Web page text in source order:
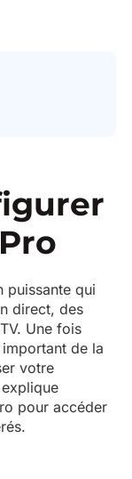
puissante qui
direct, des
Une fois
de la
votre
pour accéder